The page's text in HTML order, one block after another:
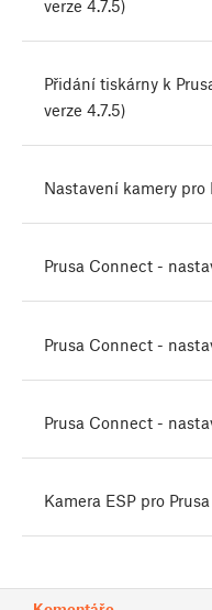
verze 4.7.5)
Přidání tiskárny k
verze 4.7.5)
Nastavení kamery
Prusa Connect -
Prusa Connect -
Prusa Connect -
Kamera ESP pro